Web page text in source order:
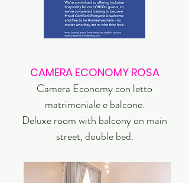
CAMERA ECONOMY ROSA
Camera Economy con letto
matrimoniale e balcone.
Deluxe room with balcony on main
street, double bed.